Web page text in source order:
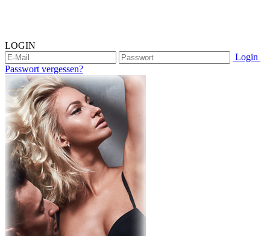
LOGIN
Login
Passwort vergessen?